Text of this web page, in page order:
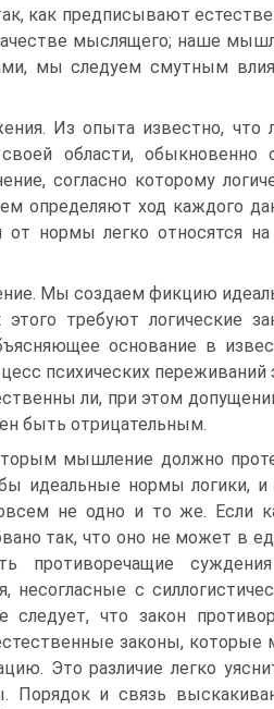
как предписывают
мыслящего; наше
мы следуем смутным
Из опыта известно, что
области, обыкновенно
согласно которому
определяют ход каждого
нормы легко относятся на
Мы создаем фикцию
требуют логические
основание в
психических переживаний
ли, при этом
быть отрицательным.
мышление должно
идеальные нормы логики, и
не одно и то же. Если
так, что оно не может в
противоречащие
несогласные с
что закон
законы, которые
Это различие легко
Порядок и связь